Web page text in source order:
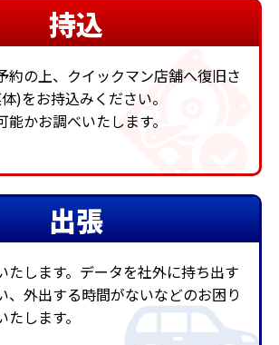
持込
約の上、クイックマン店舗へ復旧さ
)をお持込みください。
かお調べいたします。
出張
たします。データを社外に持ち出す
、外出する時間がないなどのお困り
します。